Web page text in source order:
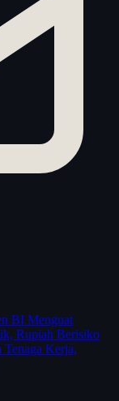
BI Menguat
Rupiah Berisiko
Kerja,